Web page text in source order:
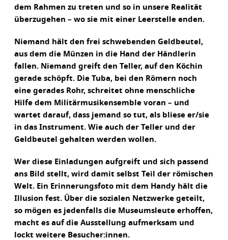
dem Rahmen zu treten und so in unsere Realität
überzugehen – wo sie mit einer Leerstelle enden.
Niemand hält den frei schwebenden Geldbeutel,
aus dem die Münzen in die Hand der Händlerin
fallen. Niemand greift den Teller, auf den Köchin
gerade schöpft. Die Tuba, bei den Römern noch
eine gerades Rohr, schreitet ohne menschliche
Hilfe dem Militärmusikensemble voran – und
wartet darauf, dass jemand so tut, als bliese er/sie
in das Instrument. Wie auch der Teller und der
Geldbeutel gehalten werden wollen.
Wer diese Einladungen aufgreift und sich passend
ans Bild stellt, wird damit selbst Teil der römischen
Welt. Ein Erinnerungsfoto mit dem Handy hält die
Illusion fest. Über die sozialen Netzwerke geteilt,
so mögen es jedenfalls die Museumsleute erhoffen,
macht es auf die Ausstellung aufmerksam und
lockt weitere Besucher:innen.